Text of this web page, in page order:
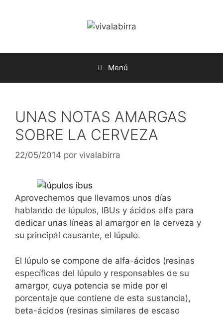
Menú
UNAS NOTAS AMARGAS
SOBRE LA CERVEZA
22/05/2014 por vivalabirra
Aprovechemos que llevamos unos días
hablando de lúpulos, IBUs y ácidos alfa para
dedicar unas líneas al amargor en la cerveza y
su principal causante, el lúpulo.
El lúpulo se compone de alfa-ácidos (resinas
específicas del lúpulo y responsables de su
amargor, cuya potencia se mide por el
porcentaje que contiene de esta sustancia),
beta-ácidos (resinas similares de escaso